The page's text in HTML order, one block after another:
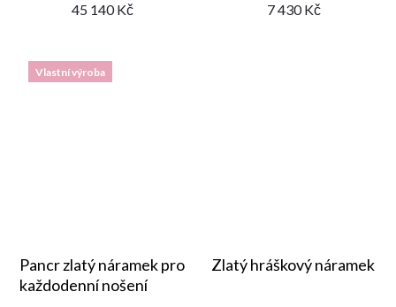
45 140 Kč 7 430 Kč
Vlastní výroba
Pancr zlatý náramek pro
každodenní nošení
Zlatý hráškový náramek